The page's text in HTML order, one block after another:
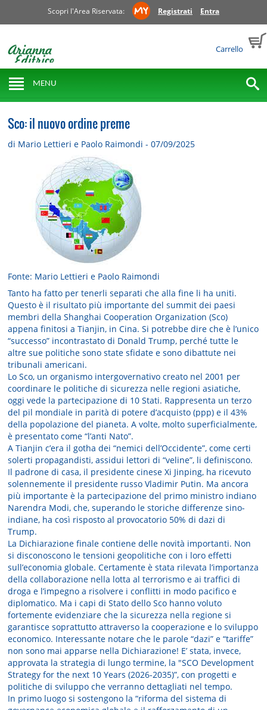
Scopri l'Area Riservata: Registrati Entra
Carrello
MENU
Sco: il nuovo ordine preme
di Mario Lettieri e Paolo Raimondi - 07/09/2025
Fonte: Mario Lettieri e Paolo Raimondi
Tanto ha fatto per tenerli separati che alla fine li ha uniti.
Questo è il risultato più importante del summit dei paesi
membri della Shanghai Cooperation Organization (Sco)
appena finitosi a Tianjin, in Cina. Si potrebbe dire che è l’unico
“successo” incontrastato di Donald Trump, perché tutte le
altre sue politiche sono state sfidate e sono dibattute nei
tribunali americani.
Lo Sco, un organismo intergovernativo creato nel 2001 per
coordinare le politiche di sicurezza nelle regioni asiatiche,
oggi vede la partecipazione di 10 Stati. Rappresenta un terzo
del pil mondiale in parità di potere d’acquisto (ppp) e il 43%
della popolazione del pianeta. A volte, molto superficialmente,
è presentato come “l’anti Nato”.
A Tianjin c’era il gotha dei “nemici dell’Occidente”, come certi
solerti propagandisti, assidui lettori di “veline”, li definiscono.
Il padrone di casa, il presidente cinese Xi Jinping, ha ricevuto
solennemente il presidente russo Vladimir Putin. Ma ancora
più importante è la partecipazione del primo ministro indiano
Narendra Modi, che, superando le storiche differenze sino-
indiane, ha così risposto al provocatorio 50% di dazi di
Trump.
La Dichiarazione finale contiene delle novità importanti. Non
si disconoscono le tensioni geopolitiche con i loro effetti
sull’economia globale. Certamente è stata rilevata l’importanza
della collaborazione nella lotta al terrorismo e ai traffici di
droga e l’impegno a risolvere i conflitti in modo pacifico e
diplomatico. Ma i capi di Stato dello Sco hanno voluto
fortemente evidenziare che la sicurezza nella regione si
garantisce soprattutto attraverso la cooperazione e lo sviluppo
economico. Interessante notare che le parole “dazi” e “tariffe”
non sono mai apparse nella Dichiarazione! E’ stata, invece,
approvata la strategia di lungo termine, la "SCO Development
Strategy for the next 10 Years (2026-2035)”, con progetti e
politiche di sviluppo che verranno dettagliati nel tempo.
In primo luogo si sostengono la “riforma del sistema di